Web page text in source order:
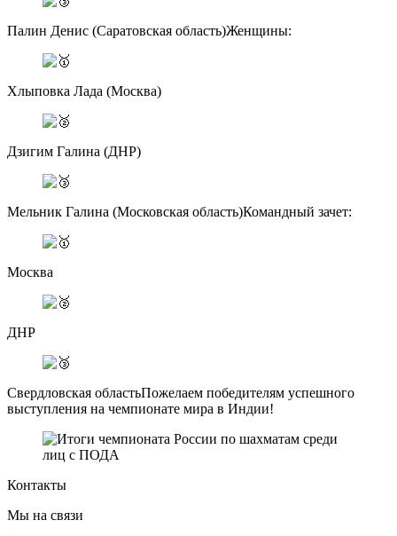
Палин Денис (Саратовская область)Женщины:
Хлыповка Лада (Москва)
Дзигим Галина (ДНР)
Мельник Галина (Московская область)Командный зачет:
Москва
ДНР
Свердловская областьПожелаем победителям успешного
выступления на чемпионате мира в Индии!
Контакты
Мы на связи